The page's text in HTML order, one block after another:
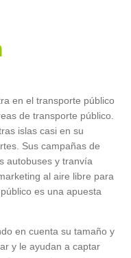
en el transporte público
de transporte público.
islas casi en su
Sus campañas de
autobuses y tranvía
al aire libre para
es una apuesta
en cuenta su tamaño y
y le ayudan a captar